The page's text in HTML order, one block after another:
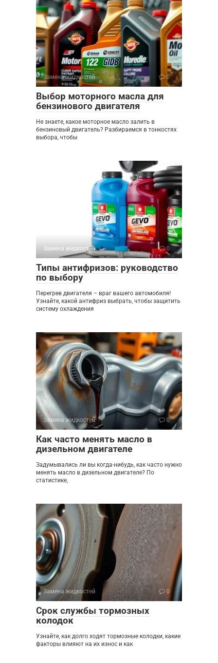
Замена жидкостей 0
Выбор моторного масла для
бензинового двигателя
Не знаете, какое моторное масло залить в
бензиновый двигатель? Разбираемся в тонкостях
выбора, чтобы
Замена жидкостей 0
Типы антифризов: руководство
по выбору
Перегрев двигателя – враг вашего автомобиля!
Узнайте, какой антифриз выбрать, чтобы защитить
систему охлаждения
Замена жидкостей 0
Как часто менять масло в
дизельном двигателе
Задумывались ли вы когда-нибудь, как часто нужно
менять масло в дизельном двигателе? По
статистике,
Замена жидкостей 0
Срок службы тормозных
колодок
Узнайте, как долго ходят тормозные колодки, какие
факторы влияют на их износ и как